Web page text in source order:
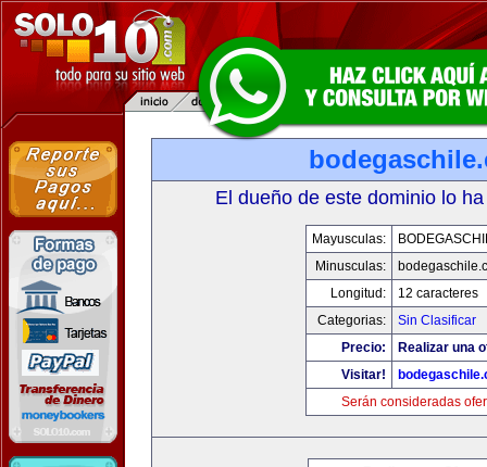
El dueño de este dominio lo
Mayusculas:
Minusculas:
Longitud:
12 caracteres
Categorias:
Sin Clasificar
Precio:
Realizar una
Visitar!
Serán consideradas